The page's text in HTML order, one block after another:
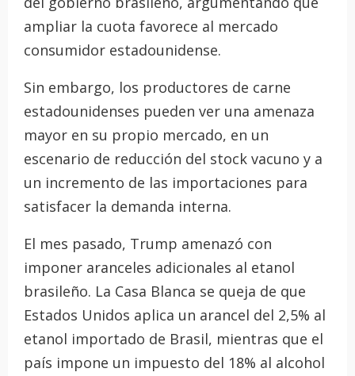
ampliar la cuota favorece al mercado
consumidor estadounidense.
Sin embargo, los productores de carne
estadounidenses pueden ver una amenaza
mayor en su propio mercado, en un
escenario de reducción del stock vacuno y a
un incremento de las importaciones para
satisfacer la demanda interna.
El mes pasado, Trump amenazó con
imponer aranceles adicionales al etanol
brasileño. La Casa Blanca se queja de que
Estados Unidos aplica un arancel del 2,5% al ​​
etanol importado de Brasil, mientras que el
país impone un impuesto del 18% al alcohol